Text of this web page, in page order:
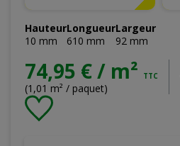
Hauteur
10 mm
Longueur
610 mm
Largeur
92 mm
74,95 € / m² TTC
(1,01 m² / paquet)